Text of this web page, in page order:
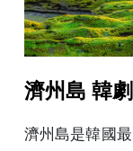
度假勝地外，